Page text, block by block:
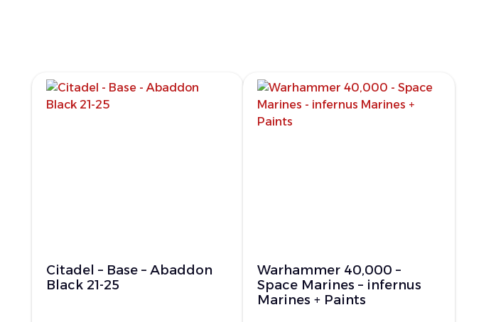
Citadel – Base – Abaddon
Black 21-25
Warhammer 40,000 –
Space Marines – infernus
Marines + Paints